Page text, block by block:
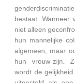
bestaat. Wanneer
niet alleen
hun mannelijke
algemeen, maar
hun vrouw-zijn.
wordt de